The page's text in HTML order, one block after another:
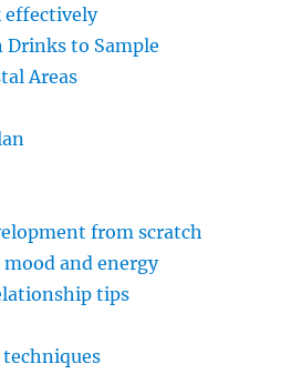
effectively
to Sample
Areas
from scratch
and energy
tips